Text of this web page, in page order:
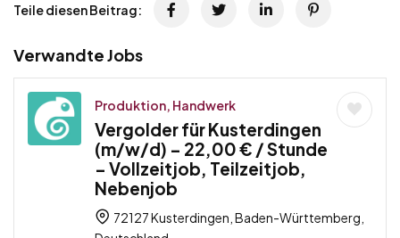
Teile diesen Beitrag:
Verwandte Jobs
Produktion, Handwerk
Vergolder für Kusterdingen
(m/w/d) – 22,00 € / Stunde
– Vollzeitjob, Teilzeitjob,
Nebenjob
72127 Kusterdingen, Baden-Württemberg,